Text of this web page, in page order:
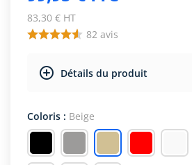
83,30 € HT
82 avis
Détails du produit
Coloris : Beige